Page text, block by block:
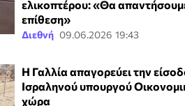
ελικοπτέρου: «Θα
επίθεση»
Διεθνή 09.06.2026 19:43
Η Γαλλία απαγορεύει την
Iσραληνού υπουργού
χώρα